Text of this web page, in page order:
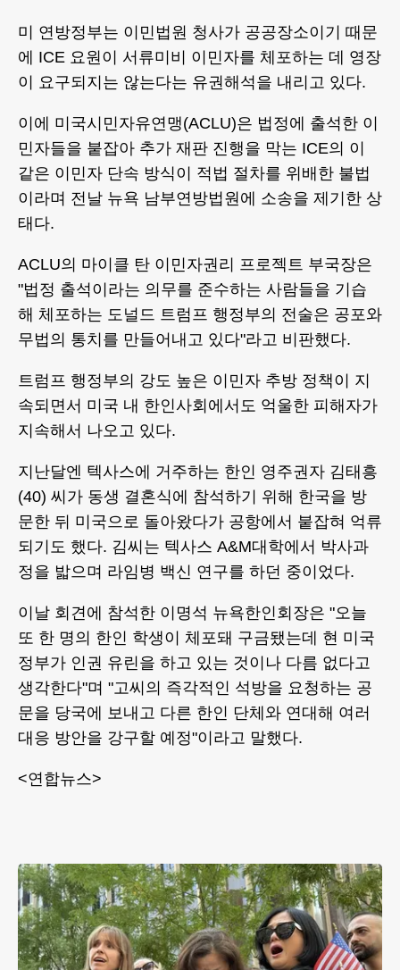
미 연방정부는 이민법원 청사가 공공장소이기 때문
에 ICE 요원이 서류미비 이민자를 체포하는 데 영장
이 요구되지는 않는다는 유권해석을 내리고 있다.
이에 미국시민자유연맹(ACLU)은 법정에 출석한 이
민자들을 붙잡아 추가 재판 진행을 막는 ICE의 이
같은 이민자 단속 방식이 적법 절차를 위배한 불법
이라며 전날 뉴욕 남부연방법원에 소송을 제기한 상
태다.
ACLU의 마이클 탄 이민자권리 프로젝트 부국장은
"법정 출석이라는 의무를 준수하는 사람들을 기습
해 체포하는 도널드 트럼프 행정부의 전술은 공포와
무법의 통치를 만들어내고 있다"라고 비판했다.
트럼프 행정부의 강도 높은 이민자 추방 정책이 지
속되면서 미국 내 한인사회에서도 억울한 피해자가
지속해서 나오고 있다.
지난달엔 텍사스에 거주하는 한인 영주권자 김태흥
(40) 씨가 동생 결혼식에 참석하기 위해 한국을 방
문한 뒤 미국으로 돌아왔다가 공항에서 붙잡혀 억류
되기도 했다. 김씨는 텍사스 A&M대학에서 박사과
정을 밟으며 라임병 백신 연구를 하던 중이었다.
이날 회견에 참석한 이명석 뉴욕한인회장은 "오늘
또 한 명의 한인 학생이 체포돼 구금됐는데 현 미국
정부가 인권 유린을 하고 있는 것이나 다름 없다고
생각한다"며 "고씨의 즉각적인 석방을 요청하는 공
문을 당국에 보내고 다른 한인 단체와 연대해 여러
대응 방안을 강구할 예정"이라고 말했다.
<연합뉴스>